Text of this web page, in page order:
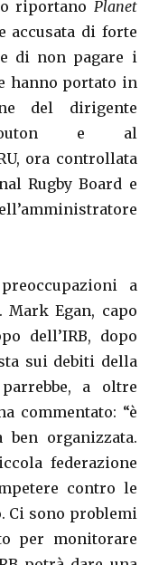
riportano Planet
accusata di forte
di non pagare i
hanno portato in
del dirigente
e al
ora controllata
Rugby Board e
a
Mark Egan, capo
dell’IRB, dopo
sui debiti della
a oltre
commentato: “è
ben organizzata.
federazione
contro le
Ci sono problemi
per monitorare